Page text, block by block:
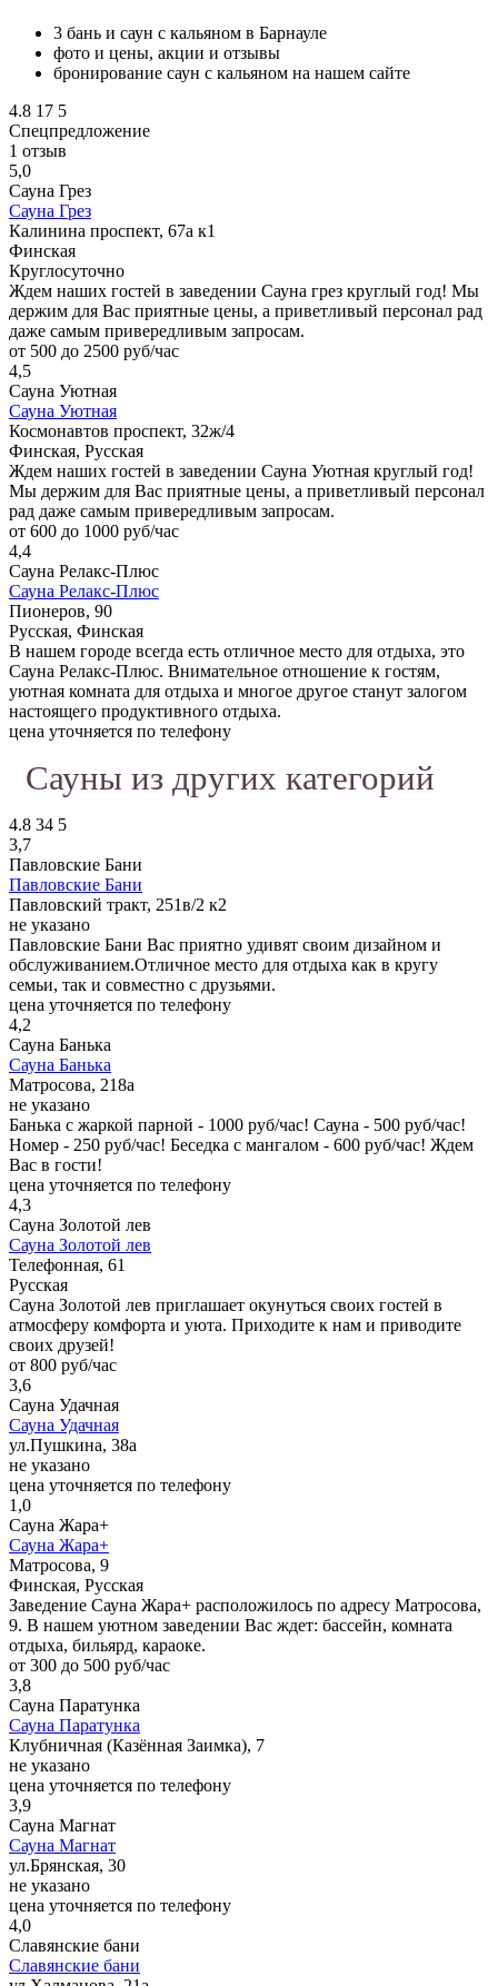
3 бань и саун с кальяном в Барнауле
фото и цены, акции и отзывы
бронирование саун с кальяном на нашем сайте
4.8 17 5
Спецпредложение
1 отзыв
5,0
Сауна Грез
Сауна Грез
Калинина проспект, 67а к1
Финская
Круглосуточно
Ждем наших гостей в заведении Сауна грез круглый год! Мы
держим для Вас приятные цены, а приветливый персонал рад
даже самым привередливым запросам.
от 500 до 2500 руб/час
4,5
Сауна Уютная
Сауна Уютная
Космонавтов проспект, 32ж/4
Финская, Русская
Ждем наших гостей в заведении Сауна Уютная круглый год!
Мы держим для Вас приятные цены, а приветливый персонал
рад даже самым привередливым запросам.
от 600 до 1000 руб/час
4,4
Сауна Релакс-Плюс
Сауна Релакс-Плюс
Пионеров, 90
Русская, Финская
В нашем городе всегда есть отличное место для отдыха, это
Сауна Релакс-Плюс. Внимательное отношение к гостям,
уютная комната для отдыха и многое другое станут залогом
настоящего продуктивного отдыха.
цена уточняется по телефону
Сауны из других категорий
4.8 34 5
3,7
Павловские Бани
Павловские Бани
Павловский тракт, 251в/2 к2
не указано
Павловские Бани Вас приятно удивят своим дизайном и
обслуживанием.Отличное место для отдыха как в кругу
семьи, так и совместно с друзьями.
цена уточняется по телефону
4,2
Сауна Банька
Сауна Банька
Матросова, 218а
не указано
Банька с жаркой парной - 1000 руб/час! Сауна - 500 руб/час!
Номер - 250 руб/час! Беседка с мангалом - 600 руб/час! Ждем
Вас в гости!
цена уточняется по телефону
4,3
Сауна Золотой лев
Сауна Золотой лев
Телефонная, 61
Русская
Сауна Золотой лев приглашает окунуться своих гостей в
атмосферу комфорта и уюта. Приходите к нам и приводите
своих друзей!
от 800 руб/час
3,6
Сауна Удачная
Сауна Удачная
ул.Пушкина, 38а
не указано
цена уточняется по телефону
1,0
Сауна Жара+
Сауна Жара+
Матросова, 9
Финская, Русская
Заведение Сауна Жара+ расположилось по адресу Матросова,
9. В нашем уютном заведении Вас ждет: бассейн, комната
отдыха, бильярд, караоке.
от 300 до 500 руб/час
3,8
Сауна Паратунка
Сауна Паратунка
Клубничная (Казённая Заимка), 7
не указано
цена уточняется по телефону
3,9
Сауна Магнат
Сауна Магнат
ул.Брянская, 30
не указано
цена уточняется по телефону
4,0
Славянские бани
Славянские бани